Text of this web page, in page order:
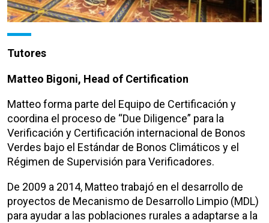
Tutores
Matteo Bigoni, Head of Certification
Matteo forma parte del Equipo de Certificación y
coordina el proceso de “Due Diligence” para la
Verificación y Certificación internacional de Bonos
Verdes bajo el Estándar de Bonos Climáticos y el
Régimen de Supervisión para Verificadores.
De 2009 a 2014, Matteo trabajó en el desarrollo de
proyectos de Mecanismo de Desarrollo Limpio (MDL)
para ayudar a las poblaciones rurales a adaptarse a la